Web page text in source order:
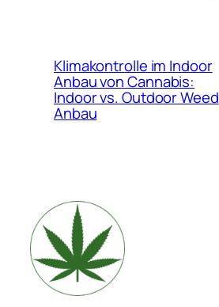
Klimakontrolle im Indoor
Anbau von Cannabis:
Indoor vs. Outdoor Weed
Anbau